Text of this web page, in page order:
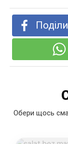
Обери щось